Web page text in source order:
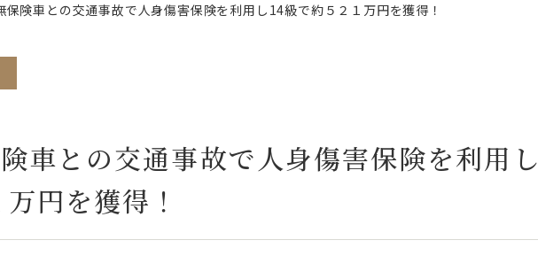
保険車との交通事故で人身傷害保険を利用し14級で約５２１万円を獲得！
車との交通事故で人身傷害保険を利用し
円を獲得！